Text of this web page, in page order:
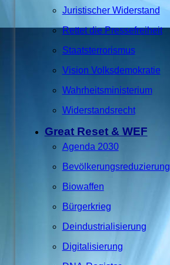
Juristischer Widerstand
Rettet die Pressefreiheit
Staatsterrorismus
Vision Volksdemokratie
Wahrheitsministerium
Widerstandsrecht
Great Reset & WEF
Agenda 2030
Bevölkerungsreduzierung
Biowaffen
Bürgerkrieg
Deindustrialisierung
Digitalisierung